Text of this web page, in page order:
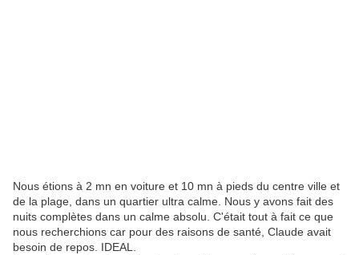
Nous étions à 2 mn en voiture et 10 mn à pieds du centre ville et
de la plage, dans un quartier ultra calme. Nous y avons fait des
nuits complètes dans un calme absolu. C'était tout à fait ce que
nous recherchions car pour des raisons de santé, Claude avait
besoin de repos. IDEAL.